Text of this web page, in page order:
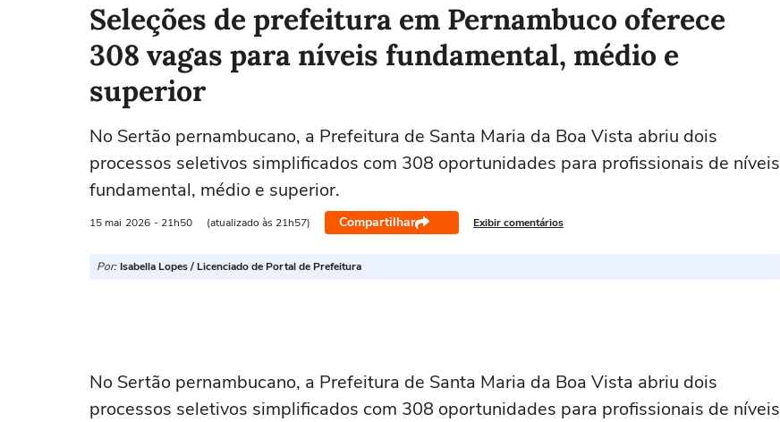
Seleções de prefeitura em Pernambuco oferece
308 vagas para níveis fundamental, médio e
superior
No Sertão pernambucano, a Prefeitura de Santa Maria da Boa Vista abriu dois
processos seletivos simplificados com 308 oportunidades para profissionais de níveis
fundamental, médio e superior.
15 mai 2026 - 21h50 (atualizado às 21h57) Compartilhar Exibir comentários
Por: Isabella Lopes / Licenciado de Portal de Prefeitura
No Sertão pernambucano, a Prefeitura de Santa Maria da Boa Vista abriu dois
processos seletivos simplificados com 308 oportunidades para profissionais de níveis